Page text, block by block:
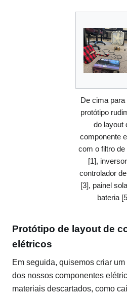
De cima para
protótipo
do layout
componente
com o filtro de
[1],
controlador
[3], painel
bateria
Protótipo de layout de
elétricos
Em seguida, quisemos criar
dos nossos componentes
materiais descartados, como